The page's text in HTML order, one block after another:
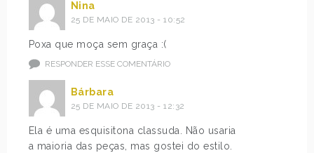
Nina
25 DE MAIO DE 2013 - 10:52
Poxa que moça sem graça :(
RESPONDER ESSE COMENTÁRIO
Bárbara
25 DE MAIO DE 2013 - 12:32
Ela é uma esquisitona classuda. Não usaria
a maioria das peças, mas gostei do estilo.